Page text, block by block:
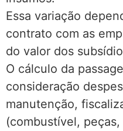
Essa variação
contrato com as
do valor dos
O cálculo da
consideração
manutenção,
(combustível,